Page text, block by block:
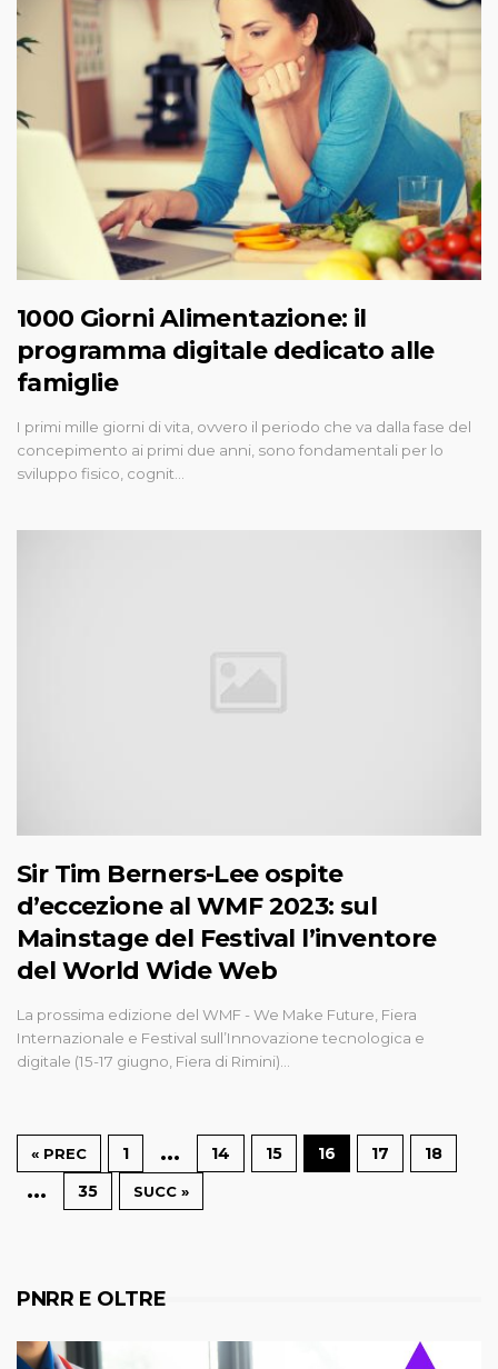
1000 Giorni Alimentazione: il
programma digitale dedicato alle
famiglie
I primi mille giorni di vita, ovvero il periodo che va dalla fase del
concepimento ai primi due anni, sono fondamentali per lo
sviluppo fisico, cognit…
Sir Tim Berners-Lee ospite
d’eccezione al WMF 2023: sul
Mainstage del Festival l’inventore
del World Wide Web
La prossima edizione del WMF - We Make Future, Fiera
Internazionale e Festival sull’Innovazione tecnologica e
digitale (15-17 giugno, Fiera di Rimini)…
« PREC 1 … 14 15 16 17 18
… 35 SUCC »
PNRR E OLTRE